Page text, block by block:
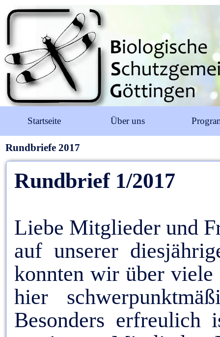
Startseite Über uns
Rundbriefe 2017
Rundbrief 1/2017
Liebe Mitglieder
auf unserer
konnten wir über
hier
Besonders erfreulich